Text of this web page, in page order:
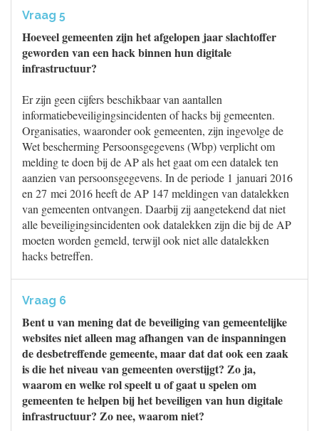
Vraag 5
Hoeveel gemeenten zijn het afgelopen jaar slachtoffer
geworden van een hack binnen hun digitale
infrastructuur?
Er zijn geen cijfers beschikbaar van aantallen
informatiebeveiligingsincidenten of hacks bij gemeenten.
Organisaties, waaronder ook gemeenten, zijn ingevolge de
Wet bescherming Persoonsgegevens (Wbp) verplicht om
melding te doen bij de AP als het gaat om een datalek ten
aanzien van persoonsgegevens. In de periode 1 januari 2016
en 27 mei 2016 heeft de AP 147 meldingen van datalekken
van gemeenten ontvangen. Daarbij zij aangetekend dat niet
alle beveiligingsincidenten ook datalekken zijn die bij de AP
moeten worden gemeld, terwijl ook niet alle datalekken
hacks betreffen.
Vraag 6
Bent u van mening dat de beveiliging van gemeentelijke
websites niet alleen mag afhangen van de inspanningen
de desbetreffende gemeente, maar dat dat ook een zaak
is die het niveau van gemeenten overstijgt? Zo ja,
waarom en welke rol speelt u of gaat u spelen om
gemeenten te helpen bij het beveiligen van hun digitale
infrastructuur? Zo nee, waarom niet?